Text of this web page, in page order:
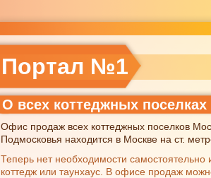
Портал №1
О всех коттеджных
Офис продаж всех коттеджных поселков
Подмосковья находится в Москве на ст.
Теперь нет необходимости самостоятельно
коттедж или таунхаус. В офисе продаж